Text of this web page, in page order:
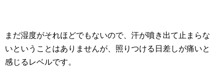
まだ湿度がそれほどでもないので、汗が噴き出て止まらな
いということはありませんが、照りつける日差しが痛いと
感じるレベルです。